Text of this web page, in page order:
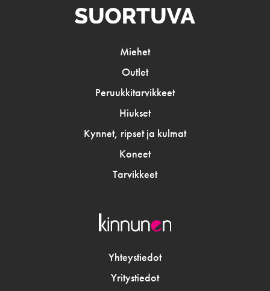
Miehet
Outlet
Peruukkitarvikkeet
Hiukset
Kynnet, ripset ja kulmat
Koneet
Tarvikkeet
Yhteystiedot
Yritystiedot